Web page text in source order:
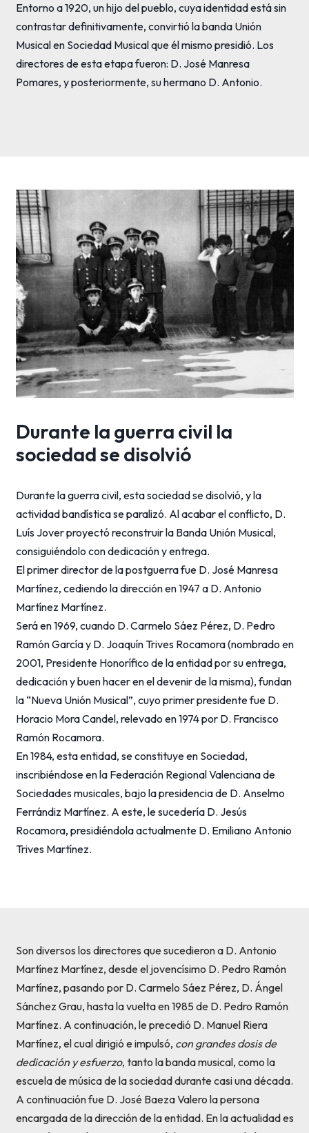
Entorno a 1920, un hijo del pueblo, cuya identidad está sin
contrastar definitivamente, convirtió la banda Unión
Musical en Sociedad Musical que él mismo presidió. Los
directores de esta etapa fueron: D. José Manresa
Pomares, y posteriormente, su hermano D. Antonio.
Durante la guerra civil la
sociedad se disolvió
Durante la guerra civil, esta sociedad se disolvió, y la
actividad bandística se paralizó. Al acabar el conflicto, D.
Luís Jover proyectó reconstruir la Banda Unión Musical,
consiguiéndolo con dedicación y entrega.
El primer director de la postguerra fue D. José Manresa
Martínez, cediendo la dirección en 1947 a D. Antonio
Martínez Martínez.
Será en 1969, cuando D. Carmelo Sáez Pérez, D. Pedro
Ramón García y D. Joaquín Trives Rocamora (nombrado en
2001, Presidente Honorífico de la entidad por su entrega,
dedicación y buen hacer en el devenir de la misma), fundan
la “Nueva Unión Musical”, cuyo primer presidente fue D.
Horacio Mora Candel, relevado en 1974 por D. Francisco
Ramón Rocamora.
En 1984, esta entidad, se constituye en Sociedad,
inscribiéndose en la Federación Regional Valenciana de
Sociedades musicales, bajo la presidencia de D. Anselmo
Ferrándiz Martínez. A este, le sucedería D. Jesús
Rocamora, presidiéndola actualmente D. Emiliano Antonio
Trives Martínez.
Son diversos los directores que sucedieron a D. Antonio
Martínez Martínez, desde el jovencísimo D. Pedro Ramón
Martínez, pasando por D. Carmelo Sáez Pérez, D. Ángel
Sánchez Grau, hasta la vuelta en 1985 de D. Pedro Ramón
Martínez. A continuación, le precedió D. Manuel Riera
Martínez, el cual dirigió e impulsó, con grandes dosis de
dedicación y esfuerzo, tanto la banda musical, como la
escuela de música de la sociedad durante casi una década.
A continuación fue D. José Baeza Valero la persona
encargada de la dirección de la entidad. En la actualidad es